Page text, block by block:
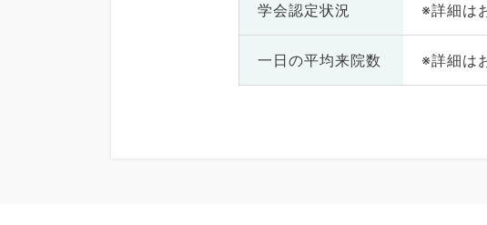
学会認定状況 ※詳細は
一日の平均来院数 ※詳細は